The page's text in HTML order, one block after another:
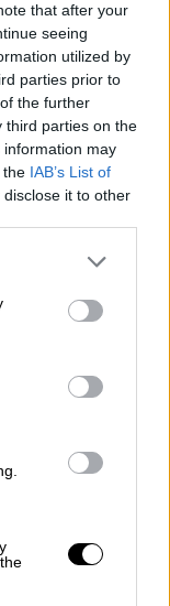
that after your
seeing
utilized by
parties prior to
the further
third parties on the
information may
the IAB’s List of
it to other
las